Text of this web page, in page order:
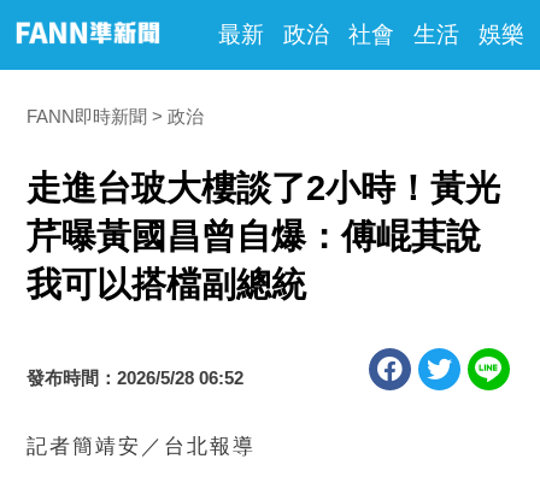
最新 政治 社會 生活 娛樂
FANN即時新聞 政治
走進台玻大樓談了2小時！黃光
芹曝黃國昌曾自爆：傅崐萁說
我可以搭檔副總統
發布時間：2026/5/28 06:52
記者簡靖安／台北報導